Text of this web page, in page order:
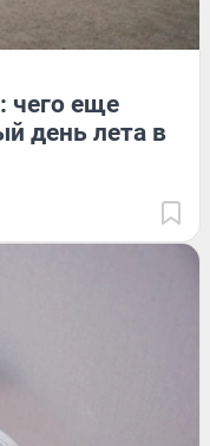
чего еще
день лета в